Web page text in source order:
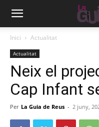
Inici Actualitat
Actualitat
Neix el
Cap Infant
Per La Guia de Reus - 2 juny,